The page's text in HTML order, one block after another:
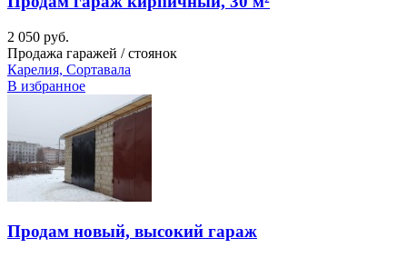
2 050 руб.
Продажа гаражей / стоянок
Карелия, Сортавала
В избранное
Продам новый, высокий гараж